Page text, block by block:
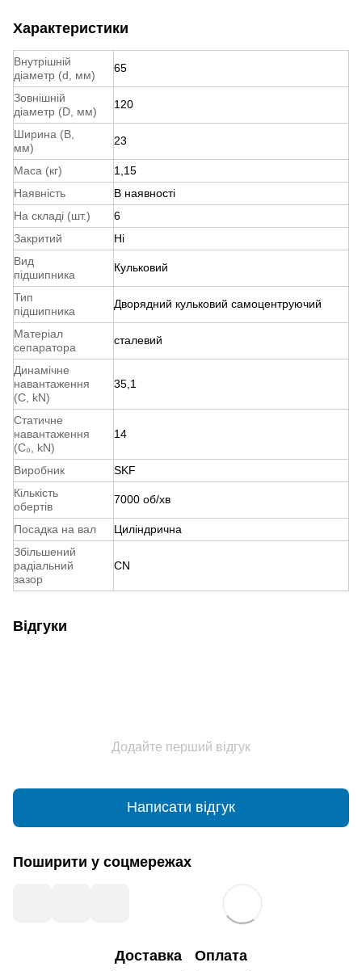
Характеристики
Внутрішній
діаметр (d, мм)
65
Зовнішній
діаметр (D, мм)
120
Ширина (B,
мм)
23
Маса (кг)
1,15
Наявність
В наявності
На складі (шт.)
6
Закритий
Ні
Вид
підшипника
Кульковий
Тип
підшипника
Дворядний кульковий самоцентруючий
Матеріал
сепаратора
сталевий
Динамічне
навантаження
(С, kN)
35,1
Статичне
навантаження
(С₀, kN)
14
Виробник
SKF
Кількість
обертів
7000 об/хв
Посадка на вал
Циліндрична
Збільшений
радіальний
зазор
CN
Відгуки
Додайте перший відгук
Написати відгук
Поширити у соцмережах
Доставка Оплата